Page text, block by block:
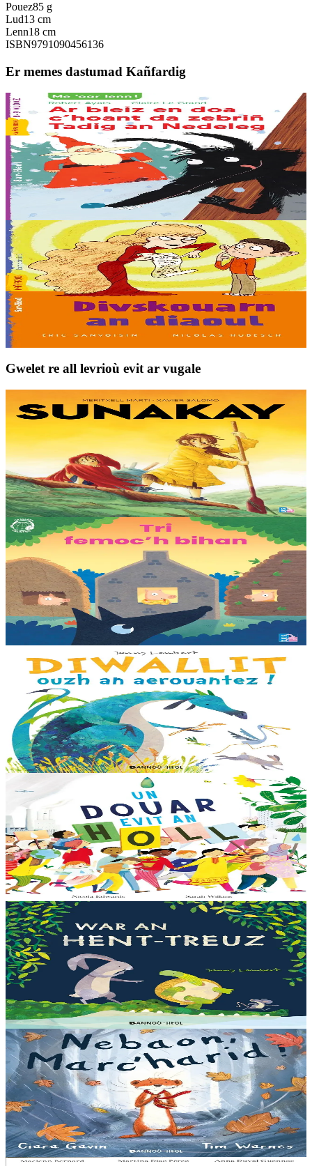
Pouez85 g
Lud13 cm
Lenn18 cm
ISBN9791090456136
Er memes dastumad Kañfardig
6 vloaz hag ouzhpenn
Sav-heol
Ar bleiz en doa c'hoant da zebriñ Tadig an Nedeleg
Abaoe savet an heol emañ ar bleiz o c’hedal a-dreñv ur wezenn, e
dreid o skornañ en erc’h, riell ouzh e feskennoù blevek. Naon en
deus, ken en deus. Ha setu...
Er stok
8 vloaz hag ouzhpenn
Sav-heol
Divskouarn an diaoul
Skuizh-faezh eo aet Simon. Tremen skuizh ! Klañv eo zoken gant
an daou bezh pikol delienn gaol a zo oc’h ober divskouarn dezhañ a
bep tu d’e benn, un euzh o gwelet....
Er stok
Gwelet re all levrioù evit ar vugale
TES
Sunakay
Deuet eo ar mor da vezañ ur pezh lennad loustoni hep netra vev
ennañ ken. Div c’hoar zo o chom war un enez plastik, o klask bevañ
evel ma c’hallont, e-touez al lastez....
Er stok25,00 €
3 bloaz hag ouzhpenn
TES
Tri femoc'h bihan
Ur wech e oa tri femoc’h bihan hag a veve eürus gant o zud. Un
deiz koulskoude e voe poent da bep hini kaout e di ! Ur rummad
savet a-ratozh evit ar vugale...
Bannoù-heol
Diwallit ouzh an aerouantez !
Dreistordinal eo ti nevez Eflammez. Bleunioù zo, geot flour hag
amezeien plijus-tre. Sur eo ?... - N’out ket evit chom amañ ! a huch
al loened all dezhi. Ha...
Er stok13,00 €
Bannoù-heol
Un douar evit an holl
Bras-divent eo hor planedenn ha kaer-meurbet ivez, met ezhomm he
deus ouzhin hag ouzhit. Reiñ da gompren gwelloc’h efedoù Mab-
den war hor planedenn a ra al levr kaer-mañ....
Er stok13,00 €
3 bloaz hag ouzhpenn
Bannoù-heol
War an hent-treuz
Piv a oar peseurt loened a c’haller gwelet er paludoù pa vez an noz
o serriñ ?... N’eus krokodil ebet avat. Peursur eo Logodennig. N’eo
ket ken sur he mignoned...
Er stok13,00 €
3 bloaz hag ouzhpenn
Bannoù-heol
Nebaon, Marc'harid !
An avel, ar glav... Ne blij ket tamm enet da Varc'harid Koant...
Spontet-mik e vez bewech zoken. Daoust ha Lagadeg, he mignonez
nevez, a zeuio a-benn da lakaat...
Er stok13,00 €
8 vloaz hag ouzhpenn